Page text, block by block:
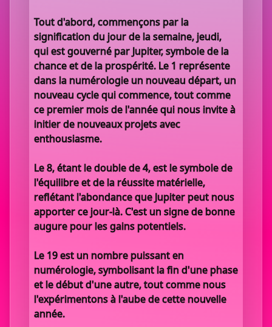
Tout d'abord, commençons par la
signification du jour de la semaine, jeudi,
qui est gouverné par Jupiter, symbole de la
chance et de la prospérité. Le 1 représente
dans la numérologie un nouveau départ, un
nouveau cycle qui commence, tout comme
ce premier mois de l'année qui nous invite à
initier de nouveaux projets avec
enthousiasme.
Le 8, étant le double de 4, est le symbole de
l'équilibre et de la réussite matérielle,
reflétant l'abondance que Jupiter peut nous
apporter ce jour-là. C'est un signe de bonne
augure pour les gains potentiels.
Le 19 est un nombre puissant en
numérologie, symbolisant la fin d'une phase
et le début d'une autre, tout comme nous
l'expérimentons à l'aube de cette nouvelle
année.